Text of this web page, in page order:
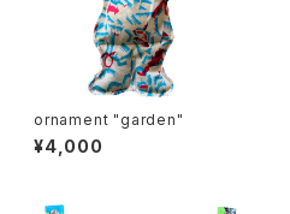
ornament "garden"
¥4,000